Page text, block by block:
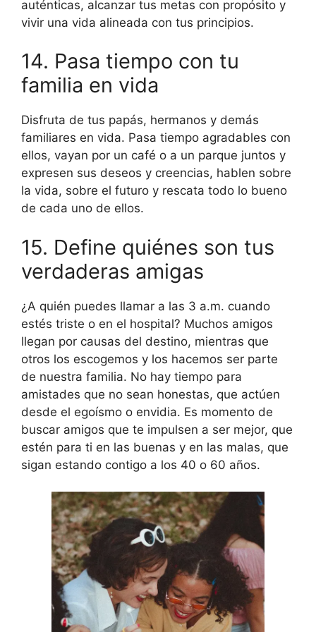
auténticas, alcanzar tus metas con propósito y
vivir una vida alineada con tus principios.
14. Pasa tiempo con tu
familia en vida
Disfruta de tus papás, hermanos y demás
familiares en vida. Pasa tiempo agradables con
ellos, vayan por un café o a un parque juntos y
expresen sus deseos y creencias, hablen sobre
la vida, sobre el futuro y rescata todo lo bueno
de cada uno de ellos.
15. Define quiénes son tus
verdaderas amigas
¿A quién puedes llamar a las 3 a.m. cuando
estés triste o en el hospital? Muchos amigos
llegan por causas del destino, mientras que
otros los escogemos y los hacemos ser parte
de nuestra familia. No hay tiempo para
amistades que no sean honestas, que actúen
desde el egoísmo o envidia. Es momento de
buscar amigos que te impulsen a ser mejor, que
estén para ti en las buenas y en las malas, que
sigan estando contigo a los 40 o 60 años.